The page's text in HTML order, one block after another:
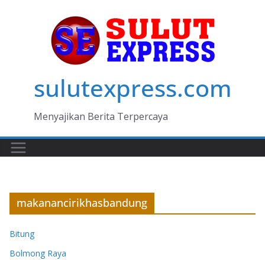
sulutexpress.com
Menyajikan Berita Terpercaya
makanancirikhasbandung
Bitung
Bolmong Raya